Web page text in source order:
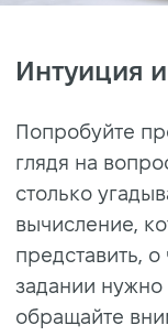
Интуиция
Попробуйте
глядя на
столько
вычисление,
представить,
задании нужно
обращайте